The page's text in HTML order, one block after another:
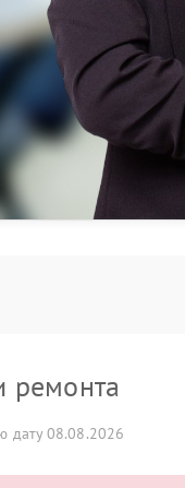
ремонта
дату 08.08.2026